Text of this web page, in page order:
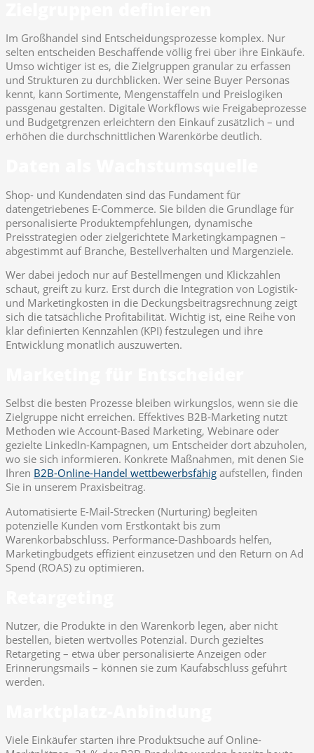
Im Großhandel sind Entscheidungsprozesse komplex. Nur
selten entscheiden Beschaffende völlig frei über ihre Einkäufe.
Umso wichtiger ist es, die Zielgruppen granular zu erfassen
und Strukturen zu durchblicken. Wer seine Buyer Personas
kennt, kann Sortimente, Mengenstaffeln und Preislogiken
passgenau gestalten. Digitale Workflows wie Freigabeprozesse
und Budgetgrenzen erleichtern den Einkauf zusätzlich – und
erhöhen die durchschnittlichen Warenkörbe deutlich.
Shop- und Kundendaten sind das Fundament für
datengetriebenes E-Commerce. Sie bilden die Grundlage für
personalisierte Produktempfehlungen, dynamische
Preisstrategien oder zielgerichtete Marketingkampagnen –
abgestimmt auf Branche, Bestellverhalten und Margenziele.
Wer dabei jedoch nur auf Bestellmengen und Klickzahlen
schaut, greift zu kurz. Erst durch die Integration von Logistik-
und Marketingkosten in die Deckungsbeitragsrechnung zeigt
sich die tatsächliche Profitabilität. Wichtig ist, eine Reihe von
klar definierten Kennzahlen (KPI) festzulegen und ihre
Entwicklung monatlich auszuwerten.
Selbst die besten Prozesse bleiben wirkungslos, wenn sie die
Zielgruppe nicht erreichen. Effektives B2B-Marketing nutzt
Methoden wie Account-Based Marketing, Webinare oder
gezielte LinkedIn-Kampagnen, um Entscheider dort abzuholen,
wo sie sich informieren. Konkrete Maßnahmen, mit denen Sie
Ihren B2B-Online-Handel wettbewerbsfähig aufstellen, finden
Sie in unserem Praxisbeitrag.
Automatisierte E-Mail-Strecken (Nurturing) begleiten
potenzielle Kunden vom Erstkontakt bis zum
Warenkorbabschluss. Performance-Dashboards helfen,
Marketingbudgets effizient einzusetzen und den Return on Ad
Spend (ROAS) zu optimieren.
Nutzer, die Produkte in den Warenkorb legen, aber nicht
bestellen, bieten wertvolles Potenzial. Durch gezieltes
Retargeting – etwa über personalisierte Anzeigen oder
Erinnerungsmails – können sie zum Kaufabschluss geführt
werden.
Viele Einkäufer starten ihre Produktsuche auf Online-